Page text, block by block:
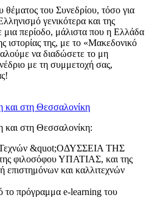
θέματος του Συνεδρίου, τόσο για
γενικότερα και της
μια περίοδο, μάλιστα που η Ελλάδα
ιστορίας της, με το «Μακεδονικό
να διαδώσετε το μη
με τη συμμετοχή σας,
και στη Θεσσαλονίκη
και στη Θεσσαλονίκη:
Τεχνών &quot;ΟΔΥΣΣΕΙΑ ΤΗΣ
φιλοσόφου ΥΠΑΤΙΑΣ, και της
και καλλιτεχνών
το πρόγραμμα e-learning του